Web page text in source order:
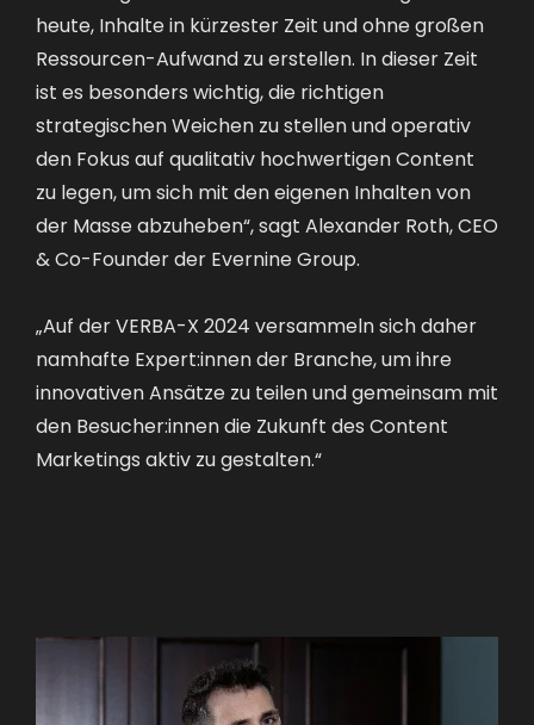
heute, Inhalte in kürzester Zeit und ohne großen
Ressourcen-Aufwand zu erstellen. In dieser Zeit
ist es besonders wichtig, die richtigen
strategischen Weichen zu stellen und operativ
den Fokus auf qualitativ hochwertigen Content
zu legen, um sich mit den eigenen Inhalten von
der Masse abzuheben“, sagt Alexander Roth, CEO
& Co-Founder der Evernine Group.
„Auf der VERBA-X 2024 versammeln sich daher
namhafte Expert:innen der Branche, um ihre
innovativen Ansätze zu teilen und gemeinsam mit
den Besucher:innen die Zukunft des Content
Marketings aktiv zu gestalten.“